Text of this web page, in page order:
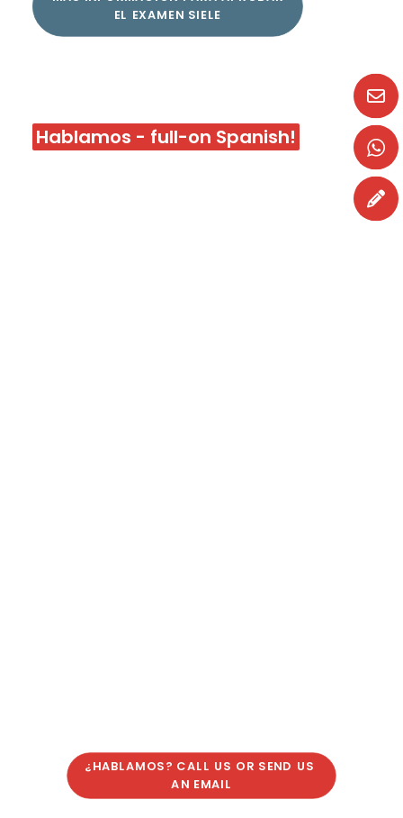
EL EXAMEN SIELE
Hablamos - full-on Spanish!
¿HABLAMOS? CALL US OR SEND US
AN EMAIL